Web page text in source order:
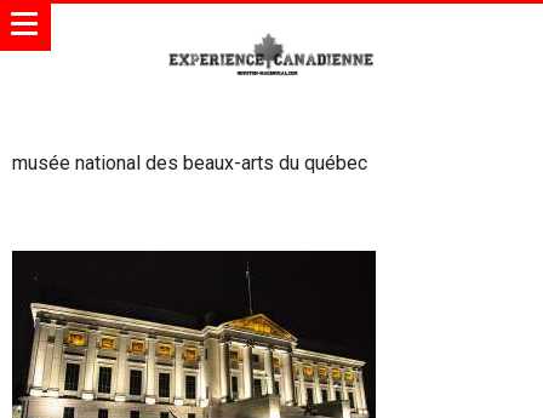
musée national des beaux-arts du québec